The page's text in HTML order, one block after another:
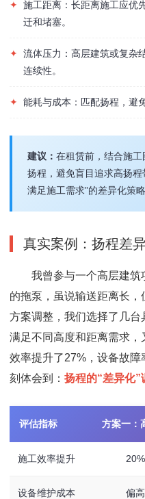
✦ 施工距离：长距离施工应优
迁和堵塞。
✦ 流体压力：高层建筑或复杂
连续性。
✦ 能耗与成本：匹配扬程，避
建议： 在租赁前，结合施
扬程，避免盲目追求高扬程
满足施工需求”的差异化策略
真实案例：扬程差
我曾参与一个高层建筑
的拖泵，虽说输送距离长
方案调整，我们选择了几
满足不同高度和距离需求
效率提升了27%，设备故
刻体会到： 扬程的“差异化”
评估指标 方案一：
施工效率提升 20%
设备维护成本 偏高